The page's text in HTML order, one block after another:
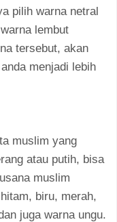
pilih warna netral
lembut
tersebut, akan
menjadi lebih
muslim yang
atau putih, bisa
muslim
biru, merah,
juga warna ungu.